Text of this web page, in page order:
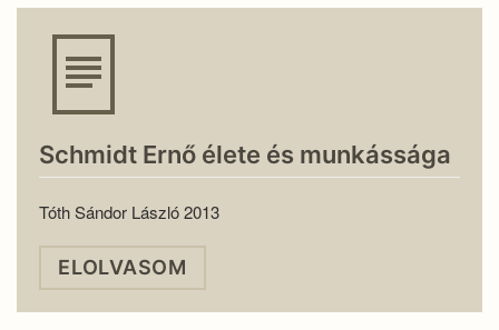
Schmidt Ernő élete és munkássága
Tóth Sándor László 2013
ELOLVASOM